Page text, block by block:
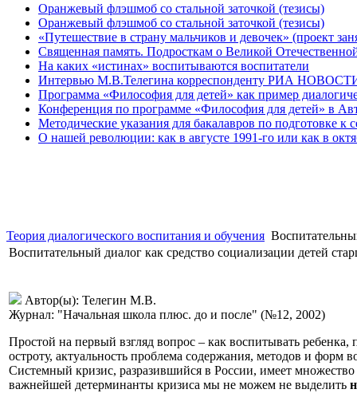
Оранжевый флэшмоб со стальной заточкой (тезисы)
Оранжевый флэшмоб со стальной заточкой (тезисы)
«Путешествие в страну мальчиков и девочек» (проект
Священная память. Подросткам о Великой
На каких «истинах» воспитываются воспитатели
Интервью М.В.Телегина корреспонденту РИА НОВОСТИ
Программа «Философия для детей» как пример
Конференция по программе «Философия для детей» в
Методические указания для бакалавров по подготовке
О нашей революции: как в августе 1991-го или как в
Теория диалогического воспитания и обучения
Воспитательный диалог как средство социализации детей
Автор(ы): Телегин М.В.
Журнал: "Начальная школа плюс. до и после" (№12, 2002)
Простой на первый взгляд вопрос – как воспитывать
остроту, актуальность проблема содержания, методов и форм
Системный кризис, разразившийся в России, имеет
важнейшей детерминанты кризиса мы не можем не выделить